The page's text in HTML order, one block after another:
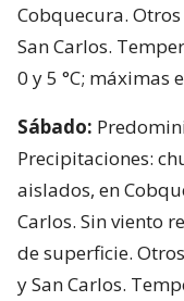
Cobquecura.
San Carlos.
0 y 5 °C; máximas
Sábado:
Precipitaciones:
aislados, en
Carlos. Sin viento
de superficie.
y San Carlos.